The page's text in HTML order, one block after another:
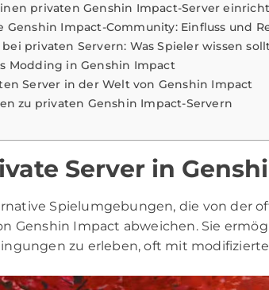
privaten Genshin Impact-Server
Genshin Impact-Community: Einfluss und
privaten Servern: Was Spieler wissen
Modding in Genshin Impact
Server in der Welt von Genshin Impact
zu privaten Genshin Impact-Servern
Server in
Spielumgebungen, die von der
Genshin Impact abweichen. Sie
zu erleben, oft mit